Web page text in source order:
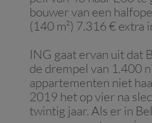
bouwer van een
(140 m²) 7.316 € extra
ING gaat ervan uit dat
de drempel van 1.400
appartementen niet
2019 het op vier na
twintig jaar. Als er in